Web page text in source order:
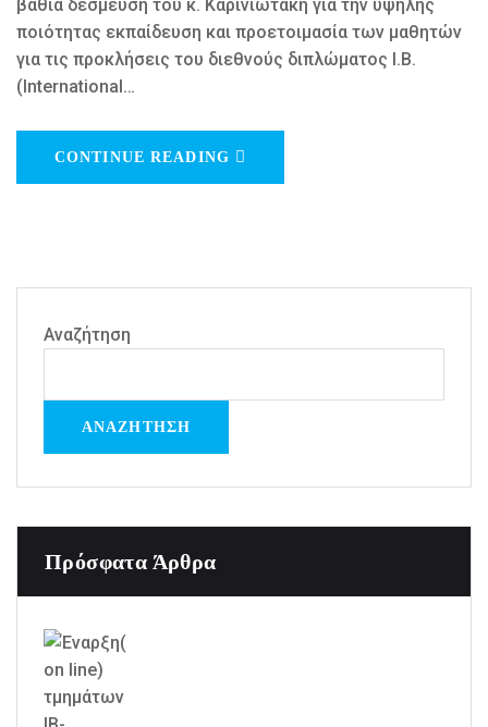
βαθιά δέσμευση του κ. Καρινιωτάκη για την υψηλής
ποιότητας εκπαίδευση και προετοιμασία των μαθητών
για τις προκλήσεις του διεθνούς διπλώματος Ι.Β.
(International…
CONTINUE READING
Αναζήτηση
ΑΝΑΖΉΤΗΣΗ
Πρόσφατα Άρθρα